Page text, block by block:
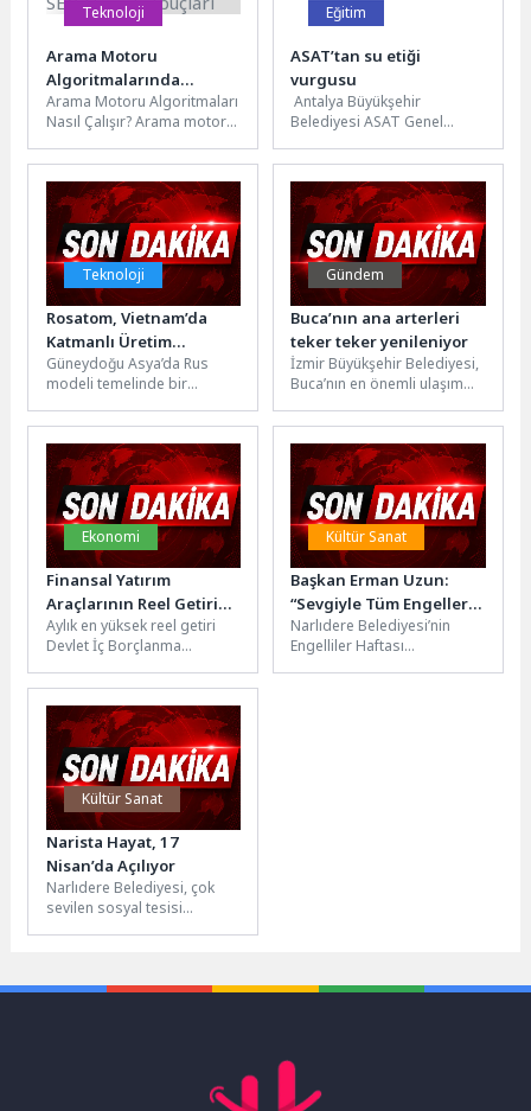
Teknoloji
Arama Motoru
Algoritmalarında
Yükselin: Teknoloji ve
SEO Uyumlu İpuçları
Arama Motoru Algoritmaları
Nasıl Çalışır? Arama motoru
kullanıcılarının arama
sorgularına en uygun ve...
Eğitim
ASAT’tan su etiği
vurgusu
Antalya Büyükşehir
Belediyesi ASAT Genel
sürdürülebilir ve etik
kullanımına yönelik
çalışmalarını akademik
platformlarda...
Teknoloji
Rosatom, Vietnam’da
Katmanlı Üretim
Teknolojileri Merkezi’nin
Kurulmasına Destek
Verecek
Güneydoğu Asya’da Rus
modeli temelinde bir
Teknolojileri Merkezi
kurulmasına ilişkin
mutabakat zaptı
imzalandı.Rusya...
Gündem
Buca’nın ana arterleri
teker teker yenileniyor
İzmir Büyükşehir Belediyesi,
Buca’nın en önemli ulaşım
Şeboy Caddesi’ni baştan
sona yeniledi. Yol...
Ekonomi
Finansal Yatırım
Araçlarının Reel Getiri
Oranları, Haziran 2026
Aylık en yüksek reel getiri
Devlet İç Borçlanma
en yüksek reel getiri,...
Kültür Sanat
Başkan Erman Uzun:
“Sevgiyle Tüm Engelleri
Aşarız”
Narlıdere Belediyesi’nin
Engelliler Haftası
Kültür Sanat
Narista Hayat, 17
Nisan’da Açılıyor
Narlıdere Belediyesi, çok
sevilen sosyal tesisi